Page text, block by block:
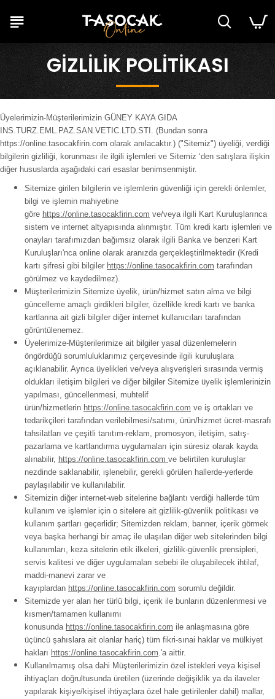
GIZLILIK POLITIKASI
Üyelerimizin-Müşterilerimizin GÜNEY KAYA GIDA
INS.TURZ.EML.PAZ.SAN.VETIC.LTD.STI. (Bundan sonra
https://online.tasocakfirin.com olarak anılacaktır.) ("Sitemiz") üyeliği, verdiği
bilgilerin gizliliği, korunması ile ilgili işlemleri ve Sitemiz ‘den satışlara ilişkin
diğer hususlarda aşağıdaki cari esaslar benimsenmiştir.
Sitemize girilen bilgilerin ve işlemlerin güvenliği için gerekli önlemler,
bilgi ve işlemin mahiyetine
göre https://online.tasocakfirin.com ve/veya ilgili Kart Kuruluşlarınca
sistem ve internet altyapısında alınmıştır. Tüm kredi kartı işlemleri ve
onayları tarafımızdan bağımsız olarak ilgili Banka ve benzeri Kart
Kuruluşları'nca online olarak aranızda gerçekleştirilmektedir (Kredi
kartı şifresi gibi bilgiler https://online.tasocakfirin.com tarafından
görülmez ve kaydedilmez).
Müşterilerimizin Sitemize üyelik, ürün/hizmet satın alma ve bilgi
güncelleme amaçlı girdikleri bilgiler, özellikle kredi kartı ve banka
kartlarına ait gizli bilgiler diğer internet kullanıcıları tarafından
görüntülenemez.
Üyelerimize-Müşterilerimize ait bilgiler yasal düzenlemelerin
öngördüğü sorumluluklarımız çerçevesinde ilgili kuruluşlara
açıklanabilir. Ayrıca üyelikleri ve/veya alışverişleri sırasında vermiş
oldukları iletişim bilgileri ve diğer bilgiler Sitemize üyelik işlemlerinizin
yapılması, güncellenmesi, muhtelif
ürün/hizmetlerin https://online.tasocakfirin.com ve iş ortakları ve
tedarikçileri tarafından verilebilmesi/satımı, ürün/hizmet ücret-masrafı
tahsilatları ve çeşitli tanıtım-reklam, promosyon, iletişim, satış-
pazarlama ve kartlandırma uygulamaları için süresiz olarak kayda
alınabilir, https://online.tasocakfirin.com ve belirtilen kuruluşlar
nezdinde saklanabilir, işlenebilir, gerekli görülen hallerde-yerlerde
paylaşılabilir ve kullanılabilir.
Sitemizin diğer internet-web sitelerine bağlantı verdiği hallerde tüm
kullanım ve işlemler için o sitelere ait gizlilik-güvenlik politikası ve
kullanım şartları geçerlidir; Sitemizden reklam, banner, içerik görmek
veya başka herhangi bir amaç ile ulaşılan diğer web sitelerinden bilgi
kullanımları, keza sitelerin etik ilkeleri, gizlilik-güvenlik prensipleri,
servis kalitesi ve diğer uygulamaları sebebi ile oluşabilecek ihtilaf,
maddi-manevi zarar ve
kayıplardan https://online.tasocakfirin.com sorumlu değildir.
Sitemizde yer alan her türlü bilgi, içerik ile bunların düzenlenmesi ve
kısmen/tamamen kullanımı
konusunda https://online.tasocakfirin.com ile anlaşmasına göre
üçüncü şahıslara ait olanlar hariç) tüm fikri-sınai haklar ve mülkiyet
hakları https://online.tasocakfirin.com.'a aittir.
Kullanılmamış olsa dahi Müşterilerimizin özel istekleri veya kişisel
ihtiyaçları doğrultusunda üretilen (üzerinde değişiklik ya da ilaveler
yapılarak kişiye/kişisel ihtiyaçlara özel hale getirilenler dahil) mallar,